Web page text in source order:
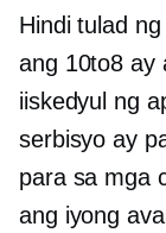
Hindi tulad
ang 10to8 ay
iiskedyul ng
serbisyo ay
para sa mga
ang iyong